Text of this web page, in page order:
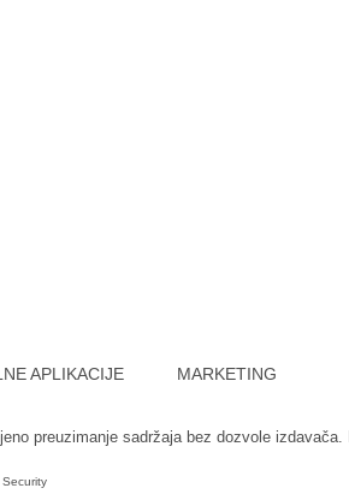
APLIKACIJE MARKETING
preuzimanje sadržaja bez dozvole izdavača.
Security